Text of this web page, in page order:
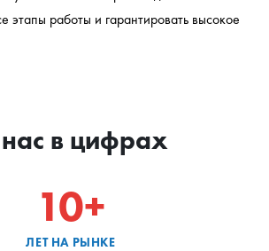
этапы работы и гарантировать высокое
в цифрах
10+
ЛЕТ НА РЫНКЕ